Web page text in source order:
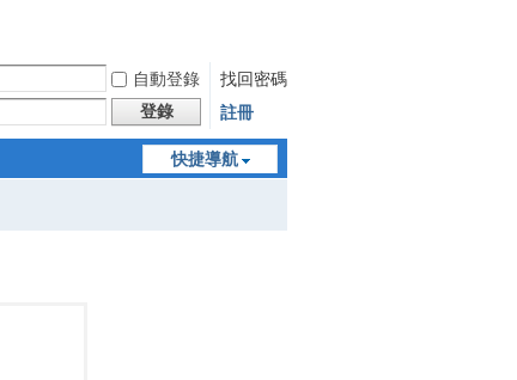
自動登錄
找回密碼
登錄 註冊
快捷導航